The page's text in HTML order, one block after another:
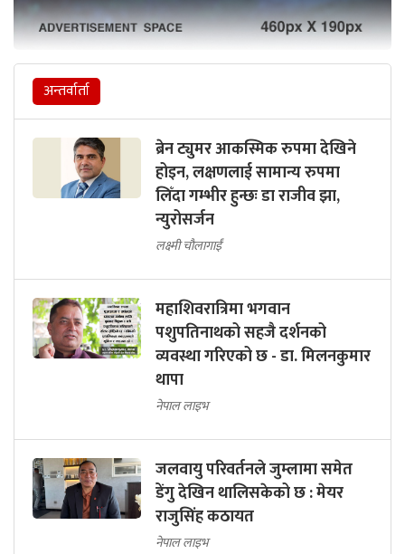
अन्तर्वार्ता
ब्रेन ट्युमर आकस्मिक रुपमा देखिने
होइन, लक्षणलाई सामान्य रुपमा
लिँदा गम्भीर हुन्छः डा राजीव झा,
न्युरोसर्जन
लक्ष्मी चौलागाईं
महाशिवरात्रिमा भगवान
पशुपतिनाथको सहजै दर्शनको
व्यवस्था गरिएको छ - डा. मिलनकुमार
थापा
नेपाल लाइभ
जलवायु परिवर्तनले जुम्लामा समेत
डेंगु देखिन थालिसकेको छ : मेयर
राजुसिंह कठायत
नेपाल लाइभ